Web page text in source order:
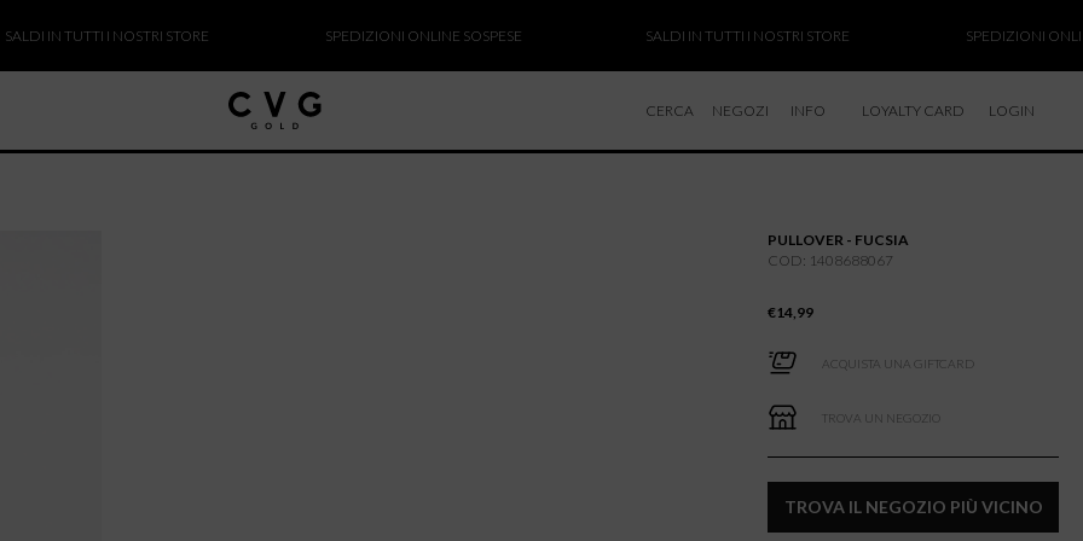
IN TUTTI I NOSTRI STORE SPEDIZIONI ONLINE SOSPESE SALDI IN TUTTI I NOSTRI STORE SPEDIZIONI ONLINE
CERCA NEGOZI INFO
RESI E RIMBORSI
LOYALTY CARD LOGIN
PULLOVER - FUCSIA
COD: 1408688067
€14,99
ACQUISTA UNA GIFTCARD
TROVA UN NEGOZIO
TROVA IL NEGOZIO PIÙ VICINO